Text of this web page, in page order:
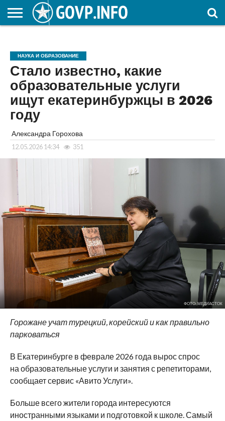
ОБРАЗОВАНИЕ
НАУКА И ОБРАЗОВАНИЕ
Стало известно, какие
образовательные услуги
ищут екатеринбуржцы в 2026
году
Александра Горохова
12.05.2026 14:34 351
ФОТО: МЕДИАСТОК
Горожане учат турецкий, корейский и как правильно
парковаться
В Екатеринбурге в феврале 2026 года вырос спрос
на образовательные услуги и занятия с репетиторами,
сообщает сервис «Авито Услуги».
Больше всего жители города интересуются
иностранными языками и подготовкой к школе. Самый